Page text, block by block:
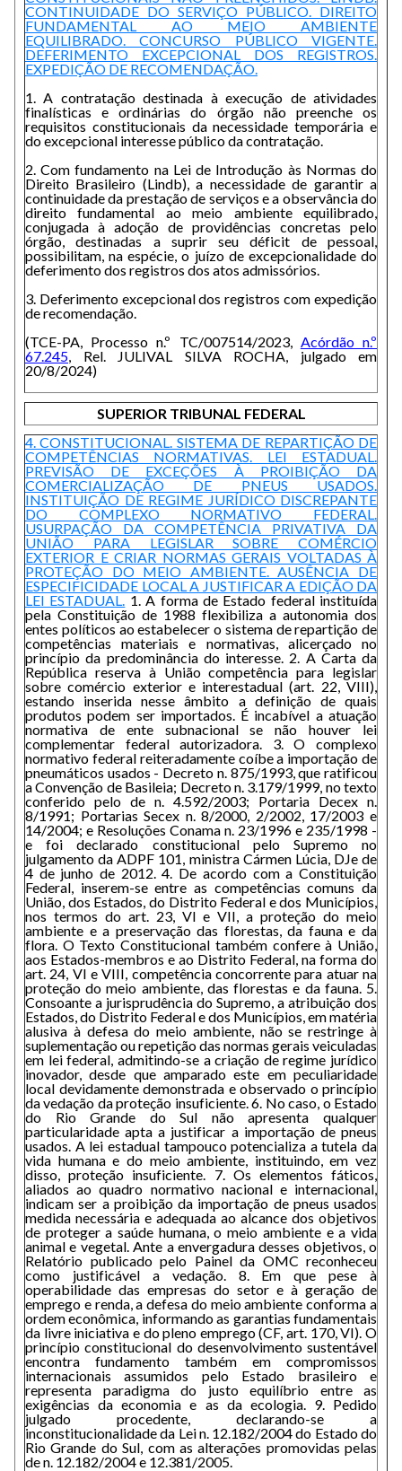
CONTINUIDADE DO SERVIÇO PÚBLICO. DIREITO
FUNDAMENTAL AO MEIO AMBIENTE
EQUILIBRADO. CONCURSO PÚBLICO VIGENTE.
DEFERIMENTO EXCEPCIONAL DOS REGISTROS.
EXPEDIÇÃO DE RECOMENDAÇÃO.
1. A contratação destinada à execução de atividades
finalísticas e ordinárias do órgão não preenche os
requisitos constitucionais da necessidade temporária e
do excepcional interesse público da contratação.
2. Com fundamento na Lei de Introdução às Normas do
Direito Brasileiro (Lindb), a necessidade de garantir a
continuidade da prestação de serviços e a observância do
direito fundamental ao meio ambiente equilibrado,
conjugada à adoção de providências concretas pelo
órgão, destinadas a suprir seu déficit de pessoal,
possibilitam, na espécie, o juízo de excepcionalidade do
deferimento dos registros dos atos admissórios.
3. Deferimento excepcional dos registros com expedição
de recomendação.
(TCE-PA, Processo n.º TC/007514/2023, Acórdão n.º
67.245, Rel. JULIVAL SILVA ROCHA, julgado em
20/8/2024)
SUPERIOR TRIBUNAL FEDERAL
4. CONSTITUCIONAL. SISTEMA DE REPARTIÇÃO DE
COMPETÊNCIAS NORMATIVAS. LEI ESTADUAL.
PREVISÃO DE EXCEÇÕES À PROIBIÇÃO DA
COMERCIALIZAÇÃO DE PNEUS USADOS.
INSTITUIÇÃO DE REGIME JURÍDICO DISCREPANTE
DO COMPLEXO NORMATIVO FEDERAL.
USURPAÇÃO DA COMPETÊNCIA PRIVATIVA DA
UNIÃO PARA LEGISLAR SOBRE COMÉRCIO
EXTERIOR E CRIAR NORMAS GERAIS VOLTADAS À
PROTEÇÃO DO MEIO AMBIENTE. AUSÊNCIA DE
ESPECIFICIDADE LOCAL A JUSTIFICAR A EDIÇÃO DA
LEI ESTADUAL. 1. A forma de Estado federal instituída
pela Constituição de 1988 flexibiliza a autonomia dos
entes políticos ao estabelecer o sistema de repartição de
competências materiais e normativas, alicerçado no
princípio da predominância do interesse. 2. A Carta da
República reserva à União competência para legislar
sobre comércio exterior e interestadual (art. 22, VIII),
estando inserida nesse âmbito a definição de quais
produtos podem ser importados. É incabível a atuação
normativa de ente subnacional se não houver lei
complementar federal autorizadora. 3. O complexo
normativo federal reiteradamente coíbe a importação de
pneumáticos usados - Decreto n. 875/1993, que ratificou
a Convenção de Basileia; Decreto n. 3.179/1999, no texto
conferido pelo de n. 4.592/2003; Portaria Decex n.
8/1991; Portarias Secex n. 8/2000, 2/2002, 17/2003 e
14/2004; e Resoluções Conama n. 23/1996 e 235/1998 -
e foi declarado constitucional pelo Supremo no
julgamento da ADPF 101, ministra Cármen Lúcia, DJe de
4 de junho de 2012. 4. De acordo com a Constituição
Federal, inserem-se entre as competências comuns da
União, dos Estados, do Distrito Federal e dos Municípios,
nos termos do art. 23, VI e VII, a proteção do meio
ambiente e a preservação das florestas, da fauna e da
flora. O Texto Constitucional também confere à União,
aos Estados-membros e ao Distrito Federal, na forma do
art. 24, VI e VIII, competência concorrente para atuar na
proteção do meio ambiente, das florestas e da fauna. 5.
Consoante a jurisprudência do Supremo, a atribuição dos
Estados, do Distrito Federal e dos Municípios, em matéria
alusiva à defesa do meio ambiente, não se restringe à
suplementação ou repetição das normas gerais veiculadas
em lei federal, admitindo-se a criação de regime jurídico
inovador, desde que amparado este em peculiaridade
local devidamente demonstrada e observado o princípio
da vedação da proteção insuficiente. 6. No caso, o Estado
do Rio Grande do Sul não apresenta qualquer
particularidade apta a justificar a importação de pneus
usados. A lei estadual tampouco potencializa a tutela da
vida humana e do meio ambiente, instituindo, em vez
disso, proteção insuficiente. 7. Os elementos fáticos,
aliados ao quadro normativo nacional e internacional,
indicam ser a proibição da importação de pneus usados
medida necessária e adequada ao alcance dos objetivos
de proteger a saúde humana, o meio ambiente e a vida
animal e vegetal. Ante a envergadura desses objetivos, o
Relatório publicado pelo Painel da OMC reconheceu
como justificável a vedação. 8. Em que pese à
operabilidade das empresas do setor e à geração de
emprego e renda, a defesa do meio ambiente conforma a
ordem econômica, informando as garantias fundamentais
da livre iniciativa e do pleno emprego (CF, art. 170, VI). O
princípio constitucional do desenvolvimento sustentável
encontra fundamento também em compromissos
internacionais assumidos pelo Estado brasileiro e
representa paradigma do justo equilíbrio entre as
exigências da economia e as da ecologia. 9. Pedido
julgado procedente, declarando-se a
inconstitucionalidade da Lei n. 12.182/2004 do Estado do
Rio Grande do Sul, com as alterações promovidas pelas
de n. 12.182/2004 e 12.381/2005.